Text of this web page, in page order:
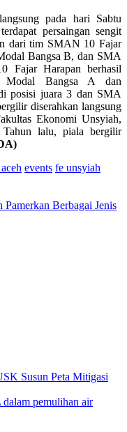
pada hari Sabtu
persaingan sengit
dari tim SMAN 10 Fajar
Bangsa B, dan SMA
Fajar Harapan berhasil
Bangsa A dan
posisi juara 3 dan SMA
diserahkan langsung
Ekonomi Unsyiah,
lalu, piala bergilir
events fe unsyiah
Berbagai Jenis
Susun Peta Mitigasi